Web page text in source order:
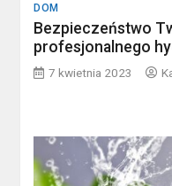
DOM
Bezpieczeństwo
profesjonalnego
7 kwietnia 2023